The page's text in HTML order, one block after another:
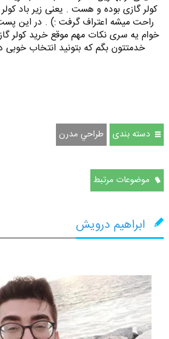
کولر گازی بوده و هست . یعنی زیر باد
راحت میشه اعتراف گرفت :) . در این
خوام یه سری نکات مهم موقع خرید کولر
خدمتتون بگم که بتونید انتخاب خوبی
دسته بندی طراحي مدرن
موضوعات مرتبط
ابراهیم درویش